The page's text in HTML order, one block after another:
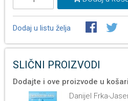
Dodaj u listu želja
SLIČNI PROIZVODI
Dodajte i ove proizvode u
Danijel Frka-